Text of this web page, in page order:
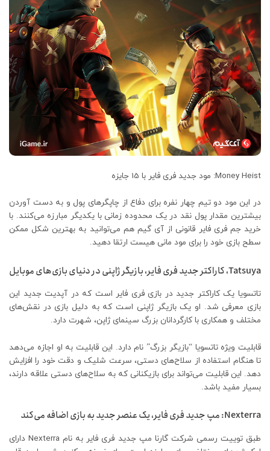
Money Heist: مود جدید فری فایر با 15 جایزه
در این مود دو تیم چهار نفره برای دفاع از چاپگرهای پول و به دست آوردن
بیشترین مقدار پول نقد در یک محدوده زمانی با یکدیگر مبارزه می‌کنند. با
خرید جم فری فایر قانونی از آی گیم هم می‌توانید به بهترین شکل ممکن
سطح بازی خود را برای مود مانی هیست ارتقا دهید.
Tatsuya، کاراکتر جدید فری فایر، بازیگر ژاپنی در دنیای بازی‌های موبایل
تاتسویا یک کاراکتر جدید در بازی فری فایر است که در آپدیت جدید این
بازی معرفی شد. او یک بازیگر ژاپنی است که به دلیل بازی در نقش‌های
مختلف و همکاری با کارگردانان بزرگ سینمای ژاپن، شهرت دارد.
قابلیت ویژه تاتسویا “بازیگر بزرگ” نام دارد. این قابلیت به او اجازه می‌دهد
تا هنگام استفاده از سلاح‌های دستی، سرعت شلیک و دقت خود را افزایش
دهد. این قابلیت می‌تواند برای بازیکنانی که به سلاح‌های دستی علاقه دارند،
بسیار مفید باشد.
Nexterra: مپ جدید فری فایر، یک عنصر جدید به بازی اضافه می‌کند
طبق توییت رسمی شرکت گارنا مپ جدید فری فایر به نام Nexterra دارای